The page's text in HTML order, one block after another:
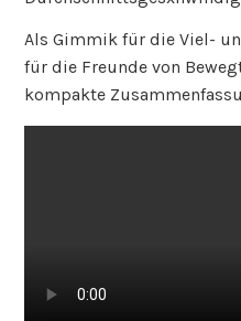
Als Gimmik für die Viel-
für die Freunde von
kompakte